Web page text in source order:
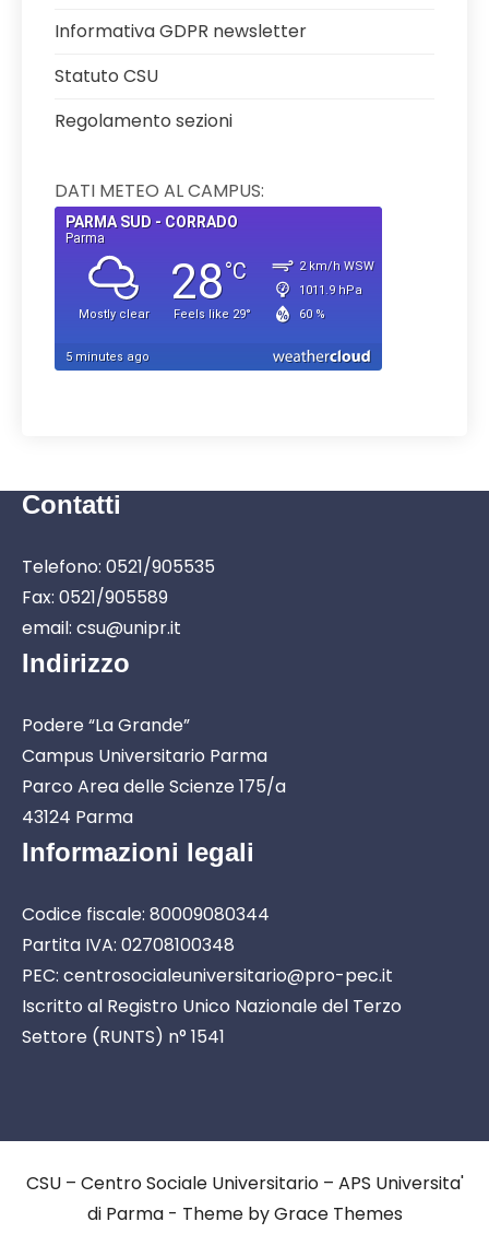
Informativa GDPR newsletter
Statuto CSU
Regolamento sezioni
DATI METEO AL CAMPUS:
Contatti
Telefono: 0521/905535
Fax: 0521/905589
email: csu@unipr.it
Indirizzo
Podere “La Grande”
Campus Universitario Parma
Parco Area delle Scienze 175/a
43124 Parma
Informazioni legali
Codice fiscale: 80009080344
Partita IVA: 02708100348
PEC: centrosocialeuniversitario@pro-pec.it
Iscritto al Registro Unico Nazionale del Terzo
Settore (RUNTS) n° 1541
CSU – Centro Sociale Universitario – APS Universita'
di Parma - Theme by Grace Themes